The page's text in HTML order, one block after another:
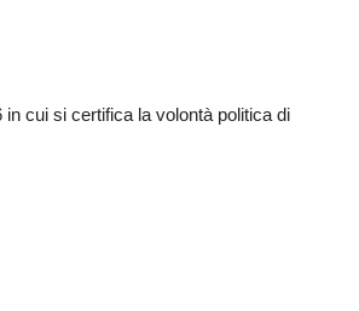
cui si certifica la volontà politica di